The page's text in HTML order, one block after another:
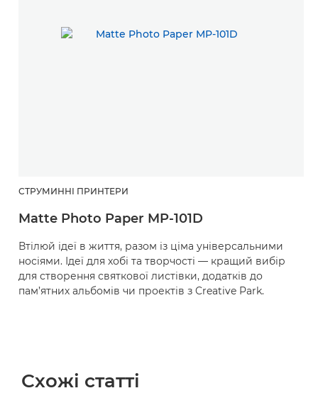
СТРУМИННІ ПРИНТЕРИ
Matte Photo Paper MP-101D
Втілюй ідеї в життя, разом із ціма універсальними
носіями. Ідеї для хобі та творчості — кращий вибір
для створення святкової листівки, додатків до
пам’ятних альбомів чи проектів з Creative Park.
Схожі статті